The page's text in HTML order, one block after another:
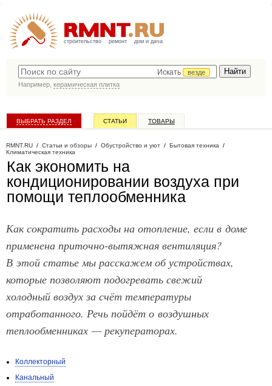
строительство ремонт дом и дача
Искать
везде
Например, керамическая плитка
ВЫБРАТЬ РАЗДЕЛ СТАТЬИ ТОВАРЫ
RMNT.RU / Статьи и обзоры / Обустройство и уют / Бытовая техника /
Климатическая техника
Как экономить на
кондиционировании воздуха при
помощи теплообменника
Как сократить расходы на отопление, если в доме
применена приточно-вытяжная вентиляция?
В этой статье мы расскажем об устройствах,
которые позволяют подогревать свежий
холодный воздух за счёт температуры
отработанного. Речь пойдёт о воздушных
теплообменниках — рекуператорах.
Коллекторный
Канальный